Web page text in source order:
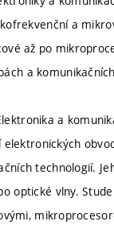
a
až po
a
a
technologií.
optické vlny.